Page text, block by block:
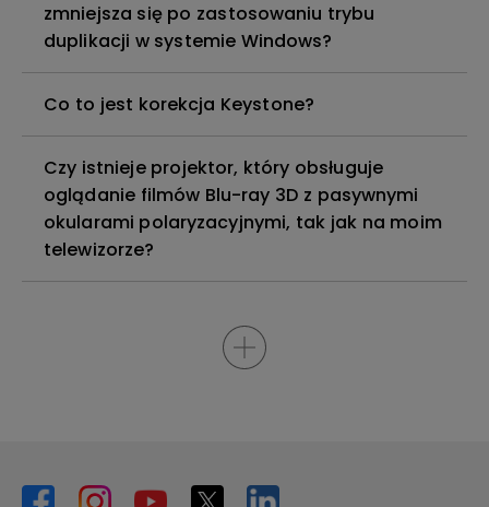
zmniejsza się po zastosowaniu trybu
duplikacji w systemie Windows?
Co to jest korekcja Keystone?
Czy istnieje projektor, który obsługuje
oglądanie filmów Blu-ray 3D z pasywnymi
okularami polaryzacyjnymi, tak jak na moim
telewizorze?